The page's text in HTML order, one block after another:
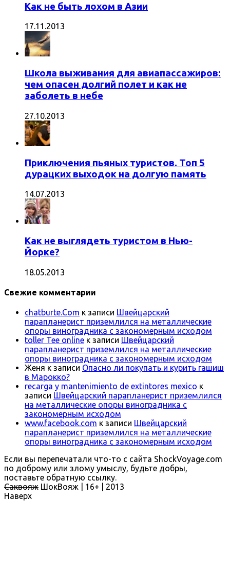
Как не быть лохом в Азии
17.11.2013
Школа выживания для авиапассажиров:
чем опасен долгий полет и как не
заболеть в небе
27.10.2013
Приключения пьяных туристов. Топ 5
дурацких выходок на долгую память
14.07.2013
Как не выглядеть туристом в Нью-
Йорке?
18.05.2013
Свежие комментарии
chatburte.Com к записи Швейцарский
парапланерист приземлился на металлические
опоры виноградника с закономерным исходом
toller Tee online к записи Швейцарский
парапланерист приземлился на металлические
опоры виноградника с закономерным исходом
Женя к записи Опасно ли покупать и курить гашиш
в Марокко?
recarga y mantenimiento de extintores mexico к
записи Швейцарский парапланерист приземлился
на металлические опоры виноградника с
закономерным исходом
www.facebook.com к записи Швейцарский
парапланерист приземлился на металлические
опоры виноградника с закономерным исходом
Если вы перепечатали что-то с сайта ShockVoyage.com
по доброму или злому умыслу, будьте добры,
поставьте обратную ссылку.
Саквояж ШокВояж | 16+ | 2013
Наверх